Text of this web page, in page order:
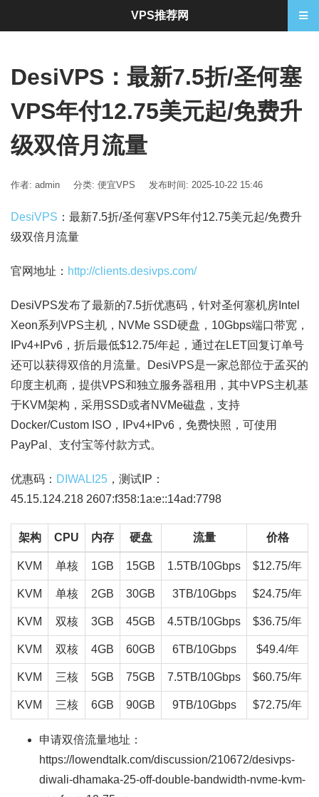
DesiVPS：最新7.5折/圣何塞
VPS年付12.75美元起/免费升
级双倍月流量
作者: admin 分类: 便宜VPS 发布时间: 2025-10-22 15:46
DesiVPS ：最新7.5折/圣何塞VPS年付12.75美元起/免费升
级双倍月流量
官网地址： http://clients.desivps.com/
DesiVPS发布了最新的7.5折优惠码，针对圣何塞机房Intel
Xeon系列VPS主机，NVMe SSD硬盘，10Gbps端口带宽，
IPv4+IPv6，折后最低$12.75/年起，通过在LET回复订单号
还可以获得双倍的月流量。DesiVPS是一家总部位于孟买的
印度主机商，提供VPS和独立服务器租用，其中VPS主机基
于KVM架构，采用SSD或者NVMe磁盘，支持
Docker/Custom ISO，IPv4+IPv6，免费快照，可使用
PayPal、支付宝等付款方式。
优惠码： DIWALI25 ，测试IP：
45.15.124.218 2607:f358:1a:e::14ad:7798
架构 CPU 内存 硬盘 流量 价格
KVM 单核 1GB 15GB 1.5TB/10Gbps $12.75/年
KVM 单核 2GB 30GB 3TB/10Gbps $24.75/年
KVM 双核 3GB 45GB 4.5TB/10Gbps $36.75/年
KVM 双核 4GB 60GB 6TB/10Gbps $49.4/年
KVM 三核 5GB 75GB 7.5TB/10Gbps $60.75/年
KVM 三核 6GB 90GB 9TB/10Gbps $72.75/年
申请双倍流量地址：
https://lowendtalk.com/discussion/210672/desivps-
diwali-dhamaka-25-off-double-bandwidth-nvme-kvm-
VPS推荐网